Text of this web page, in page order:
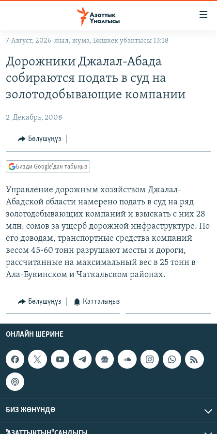
Навигацияга
өтүңүз
Издөөгө
салыңыз
КЫРГЫЗСТАН
КЫРГЫЗСТАН
ЭКОНОМИКА
МАДАНИЯТ
ДҮЙНӨ
БОРБОР АЗИЯ
АТАЙЫН ИЛИКТӨӨ
ТВ ПРОГРАММАЛАР
ЭКСПЕРТТЕР ТАЛДАЙТ
БИЗ ЖАНА ДҮЙНӨ
ДАНИСТЕ
ЭЖЕ-СИҢДИЛЕР
АЗАТТЫК+
ЫҢГАЙСЫЗ СУРООЛОР
ӨЗГӨЧӨ ПИКИР
Русский
ОНЛАЙН ШЕРИНЕ
7-Август, 2026-жыл, жума, Бишкек убактысы 13:18
Дорожники Джалал-Абада
собираются подать в суд на
золотодобывающие компании
2-Декабрь, 2008
Бөлүшүңүз
Бизди Google'дан табыңыз
Управление дорожным хозяйством Джалал-
Абадской области намерено подать в суд на ряд
золотодобывающих компаний и взыскать с них 28
млн. сомов за ущерб дорожной инфраструктуре. По
его доводам, транспортные средства компаний
весом 45-60 тонн разрушают мосты и дороги,
рассчитанные на максимальный вес в 25 тонн в
Ала-Букинском и Чаткальском районах.
Бөлүшүңүз Катталыңыз
ОНЛАЙН ШЕРИНЕ
БИЗ ЖӨНҮНДӨ